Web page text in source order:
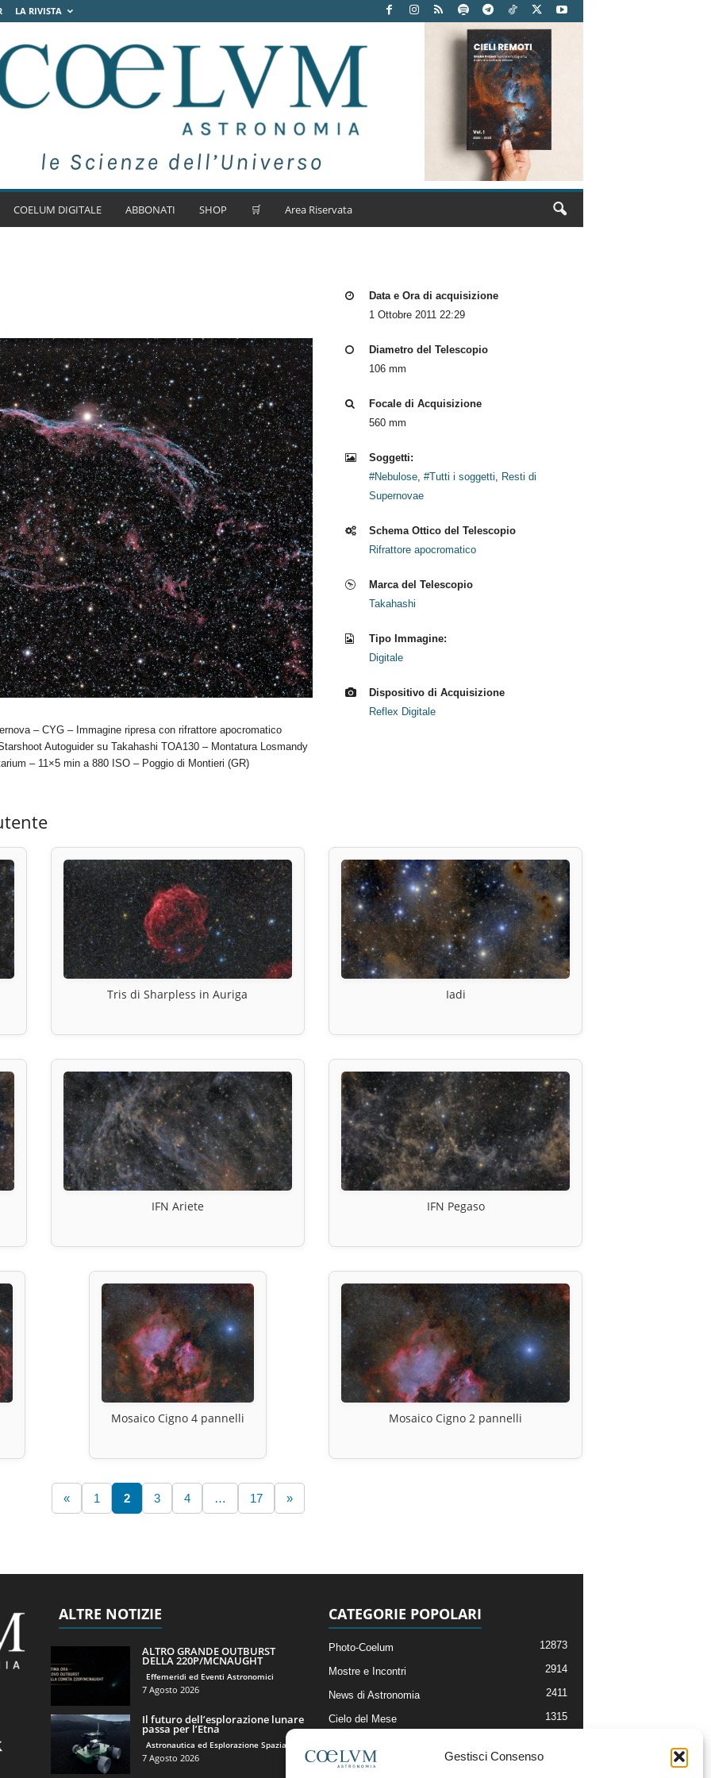
Gestisci Consenso
LA RIVISTA
COELUM DIGITALE ABBONATI SHOP 🛒 Area Riservata
– CYG – Immagine ripresa con rifrattore apocromatico
Autoguider su Takahashi TOA130 – Montatura Losmandy
– 11×5 min a 880 ISO – Poggio di Montieri (GR)
Data e Ora di acquisizione
1 Ottobre 2011 22:29
Diametro del Telescopio
106 mm
Focale di Acquisizione
560 mm
Soggetti:
#Nebulose, #Tutti i soggetti, Resti di
Supernovae
Schema Ottico del Telescopio
Rifrattore apocromatico
Marca del Telescopio
Takahashi
Tipo Immagine:
Digitale
Dispositivo di Acquisizione
Reflex Digitale
Tris di Sharpless in Auriga Iadi
IFN Ariete IFN Pegaso
Mosaico Cigno 4 pannelli Mosaico Cigno 2 pannelli
« 1 2 3 4 … 17 »
ALTRE NOTIZIE
ALTRO GRANDE OUTBURST
DELLA 220P/MCNAUGHT
Effemeridi ed Eventi Astronomici
7 Agosto 2026
Il futuro dell’esplorazione lunare
passa per l’Etna
Astronautica ed Esplorazione Spaziale
7 Agosto 2026
CATEGORIE POPOLARI
Photo-Coelum 12873
Mostre e Incontri 2914
News di Astronomia 2411
Cielo del Mese 1315
Articoli e Risorse On-Line